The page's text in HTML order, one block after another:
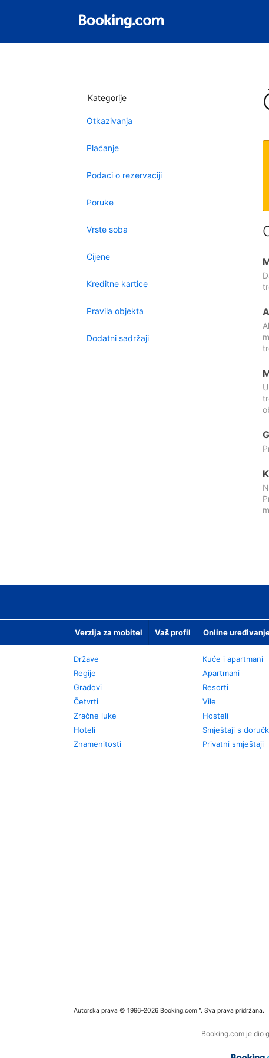
Kategorije
Otkazivanja
Plaćanje
Podaci o rezervaciji
Poruke
Vrste soba
Cijene
Kreditne kartice
Pravila objekta
Dodatni sadržaji
Verzija za mobitel Vaš profil Online
Države
Regije
Gradovi
Četvrti
Zračne luke
Hoteli
Znamenitosti
Kuće i apartmani
Apartmani
Resorti
Vile
Hosteli
Smještaji s
Privatni smještaji
Autorska prava © 1996–2026 Booking.com™. Sva prava pridržana.
Booking.com je dio